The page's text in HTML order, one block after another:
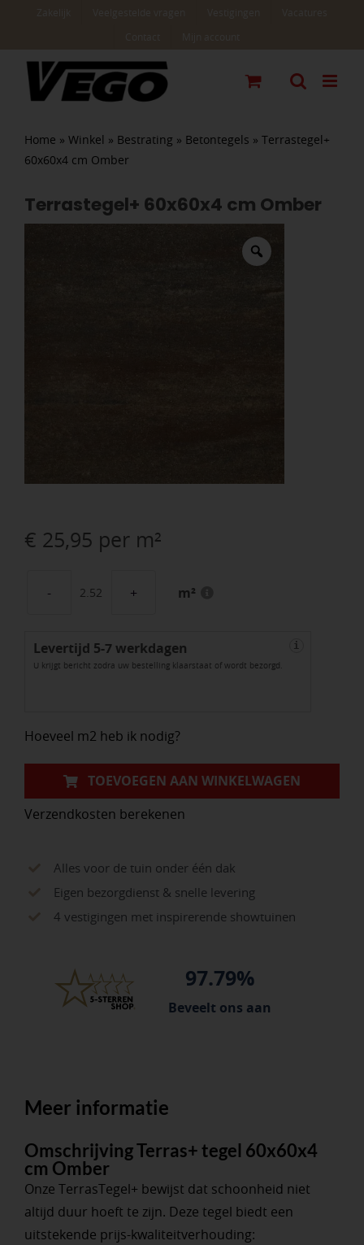
Home » Winkel » Bestrating » Betontegels » Terrastegel+
60x60x4 cm Omber
Terrastegel+ 60x60x4 cm Omber
€ 25,95 per m²
Terrastegel+
cm
Omber
m²
Levertijd 5-7 werkdagen
U krijgt bericht zodra uw bestelling klaarstaat of wordt bezorgd.
i
Hoeveel m2 heb ik nodig?
TOEVOEGEN AAN WINKELWAGEN
Verzendkosten berekenen
Alles voor de tuin onder één dak
Eigen bezorgdienst & snelle levering
4 vestigingen met inspirerende showtuinen
97.79%
Beveelt ons aan
Meer informatie
Omschrijving Terras+ tegel 60x60x4
cm Omber
Onze TerrasTegel+ bewijst dat schoonheid niet
altijd duur hoeft te zijn. Deze tegel biedt een
uitstekende prijs-kwaliteitverhouding: